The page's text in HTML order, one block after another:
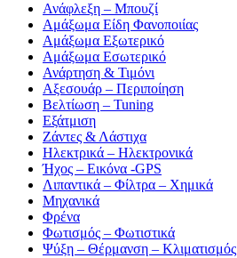
Ανάφλεξη – Μπουζί
Αμάξωμα Είδη Φανοποιίας
Αμάξωμα Εξωτερικό
Αμάξωμα Εσωτερικό
Ανάρτηση & Τιμόνι
Αξεσουάρ – Περιποίηση
Βελτίωση – Tuning
Εξάτμιση
Ζάντες & Λάστιχα
Ηλεκτρικά – Ηλεκτρονικά
Ήχος – Εικόνα -GPS
Λιπαντικά – Φίλτρα – Χημικά
Μηχανικά
Φρένα
Φωτισμός – Φωτιστικά
Ψύξη – Θέρμανση – Κλιματισμός